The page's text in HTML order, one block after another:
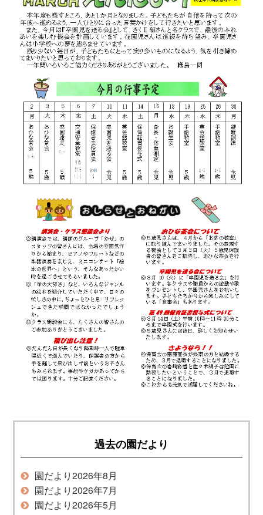
過去の園だより
園だより2026年8月
園だより2026年7月
園だより2026年5月